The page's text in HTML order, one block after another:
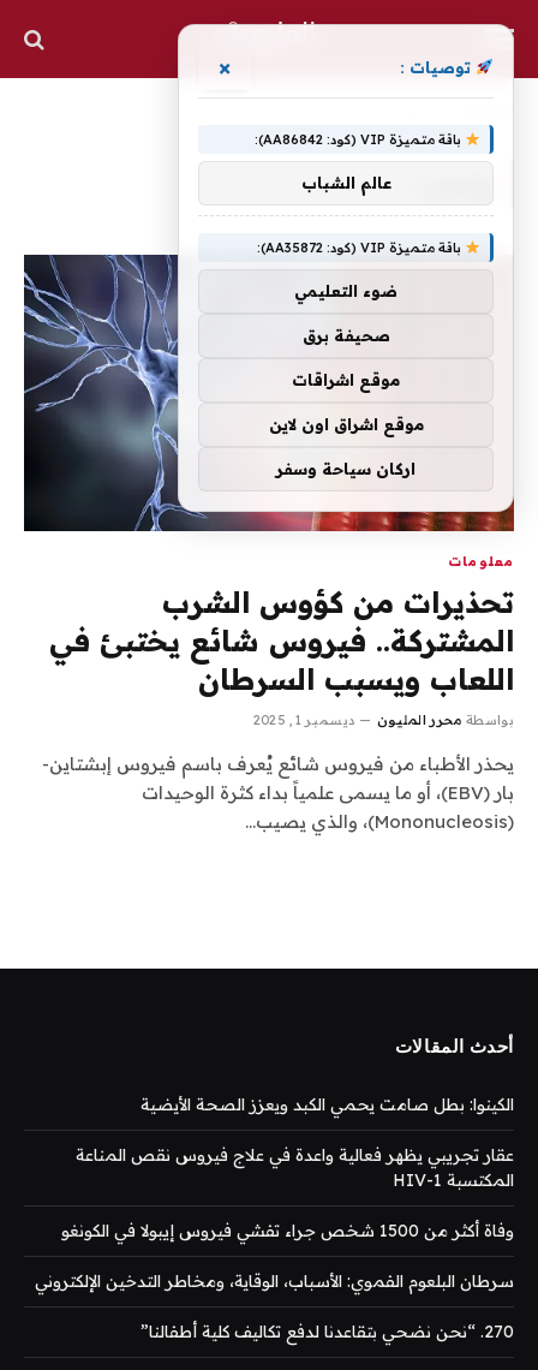
معلومات
تحذيرات من كؤوس الشرب
المشتركة.. فيروس شائع يختبئ في
اللعاب ويسبب السرطان
بواسطة محرر المليون ديسمبر 1, 2025
يحذر الأطباء من فيروس شائع يُعرف باسم فيروس إبشتاين-
بار (EBV)، أو ما يسمى علمياً بداء كثرة الوحيدات
(Mononucleosis)، والذي يصيب…
أحدث المقالات
الكينوا: بطل صامت يحمي الكبد ويعزز الصحة الأيضية
عقار تجريبي يظهر فعالية واعدة في علاج فيروس نقص المناعة
المكتسبة HIV-1
وفاة أكثر من 1500 شخص جراء تفشي فيروس إيبولا في الكونغو
سرطان البلعوم الفموي: الأسباب، الوقاية، ومخاطر التدخين الإلكتروني
270. “نحن نضحي بتقاعدنا لدفع تكاليف كلية أطفالنا”
توصيات : ×
باقة متميزة VIP (كود: AA86842):
عالم الشباب
باقة متميزة VIP (كود: AA35872):
ضوء التعليمي
صحيفة برق
موقع اشراقات
موقع اشراق اون لاين
اركان سياحة وسفر